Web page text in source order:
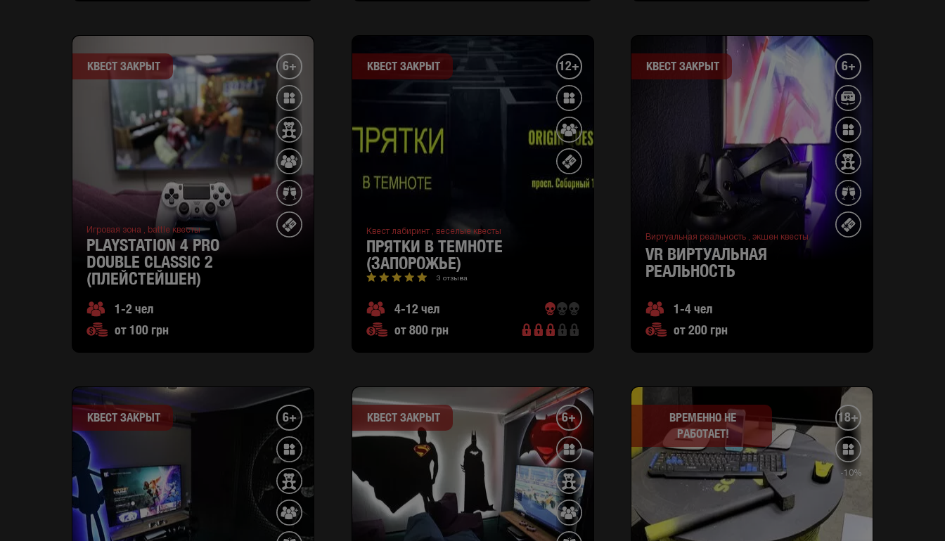
КВЕСТ ЗАКРЫТ 6+
Игровая зона , battle квесты
PLAYSTATION 4 PRO
DOUBLE CLASSIC 2
(ПЛЕЙСТЕЙШЕН)
1-2 чел
от 100 грн
КВЕСТ ЗАКРЫТ 12+
Квест лабиринт , веселые квесты
ПРЯТКИ В ТЕМНОТЕ
(ЗАПОРОЖЬЕ)
3 отзыва
4-12 чел
от 800 грн
КВЕСТ ЗАКРЫТ 6+
Виртуальная реальность , экшен квесты
VR ВИРТУАЛЬНАЯ
РЕАЛЬНОСТЬ
1-4 чел
от 200 грн
КВЕСТ ЗАКРЫТ 6+ КВЕСТ ЗАКРЫТ 6+
ВРЕМЕННО НЕ
РАБОТАЕТ!
18+
-10%